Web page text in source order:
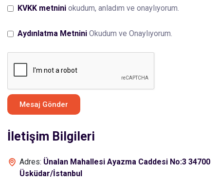
KVKK metnini okudum, anladım ve onaylıyorum.
Aydınlatma Metnini Okudum ve Onaylıyorum.
Mesaj Gönder
İletişim Bilgileri
Adres: Ünalan Mahallesi Ayazma Caddesi No:3 34700
Üsküdar/İstanbul